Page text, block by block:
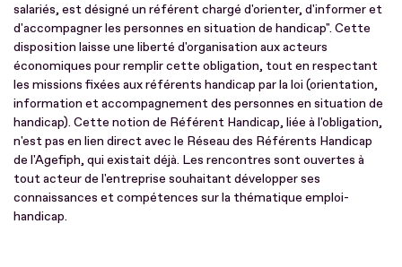
salariés, est désigné un référent chargé d'orienter, d'informer et
d'accompagner les personnes en situation de handicap". Cette
disposition laisse une liberté d'organisation aux acteurs
économiques pour remplir cette obligation, tout en respectant
les missions fixées aux référents handicap par la loi (orientation,
information et accompagnement des personnes en situation de
handicap). Cette notion de Référent Handicap, liée à l'obligation,
n'est pas en lien direct avec le Réseau des Référents Handicap
de l'Agefiph, qui existait déjà. Les rencontres sont ouvertes à
tout acteur de l'entreprise souhaitant développer ses
connaissances et compétences sur la thématique emploi-
handicap.